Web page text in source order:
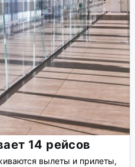
14 рейсов
вылеты и прилеты,